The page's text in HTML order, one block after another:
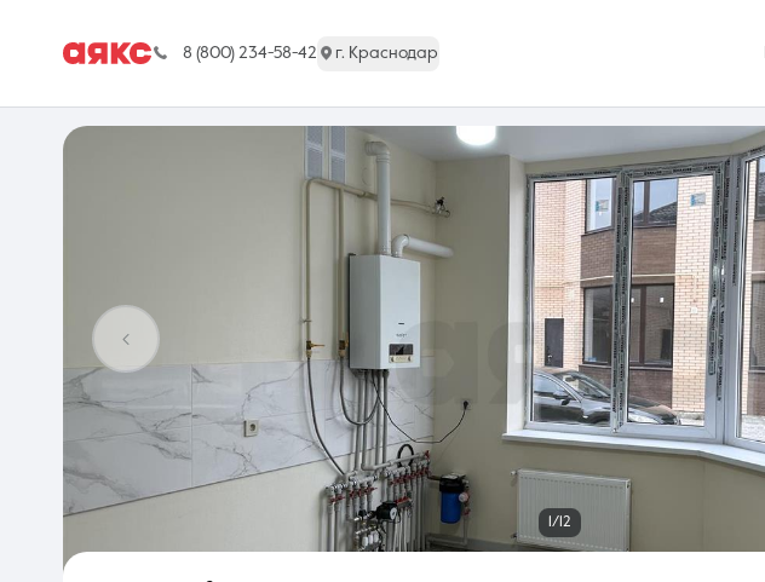
8 (800) 234-58-42 г. Краснодар
Недвижимость
1/12